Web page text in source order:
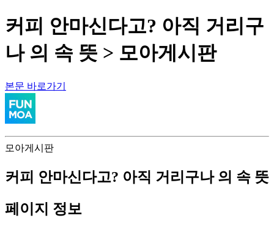
커피 안마신다고? 아직 거리구
나 의 속 뜻 > 모아게시판
본문 바로가기
모아게시판
커피 안마신다고? 아직 거리구나 의 속 뜻
페이지 정보